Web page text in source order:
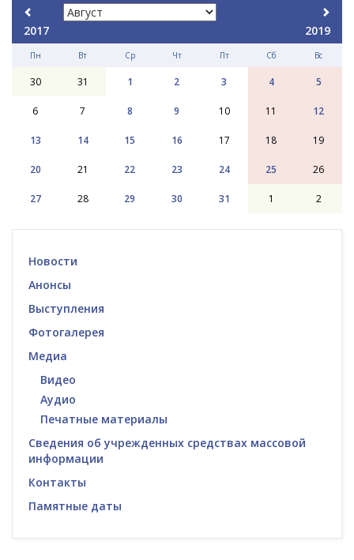
2017 2019
Пн Вт Ср Чт Пт Сб Вс
30 31 1 2 3 4 5
6 7 8 9 10 11 12
13 14 15 16 17 18 19
20 21 22 23 24 25 26
27 28 29 30 31 1 2
Новости
Анонсы
Выступления
Фотогалерея
Медиа
Видео
Аудио
Печатные материалы
Сведения об учрежденных средствах массовой
информации
Контакты
Памятные даты